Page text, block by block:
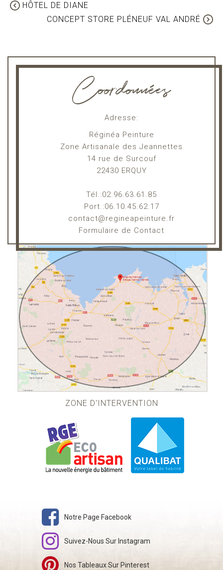
HÔTEL DE DIANE
CONCEPT STORE PLÉNEUF VAL ANDRÉ
Coordonnées
Adresse:
Réginéa Peinture
Zone Artisanale des Jeannettes
14 rue de Surcouf
22430 ERQUY
Tél.:02.96.63.61.85
Port.:06.10.45.62.17
contact@regineapeinture.fr
Formulaire de Contact
ZONE D'INTERVENTION
Notre Page Facebook
Suivez-Nous Sur Instagram
Nos Tableaux Sur Pinterest